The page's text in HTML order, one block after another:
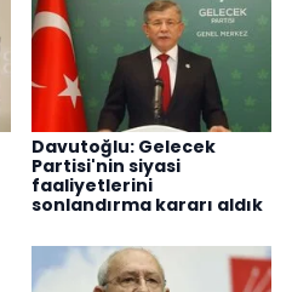
Davutoğlu: Gelecek
Partisi'nin siyasi
faaliyetlerini
sonlandırma kararı aldık